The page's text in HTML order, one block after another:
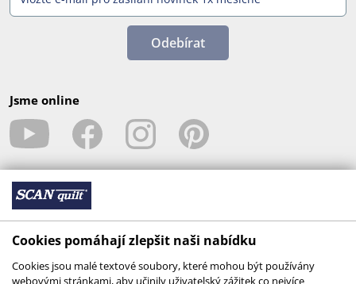
Odebírat
Jsme online
Cookies pomáhají zlepšit naši nabídku
Cookies jsou malé textové soubory, které mohou být používány
webovými stránkami, aby učinily uživatelský zážitek co nejvíce